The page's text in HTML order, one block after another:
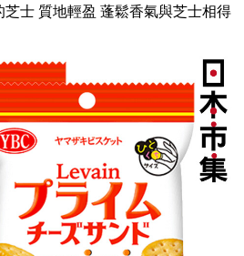
士 質地輕盈 蓬鬆香氣與芝士相得